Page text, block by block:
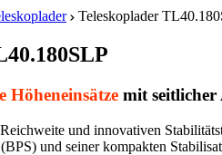
Teleskoplader
Höheneinsätze mit seitlicher
und innovativen
und seiner kompakten